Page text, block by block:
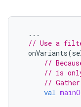
...
// Use a
onVariants(
//
// is
//
val